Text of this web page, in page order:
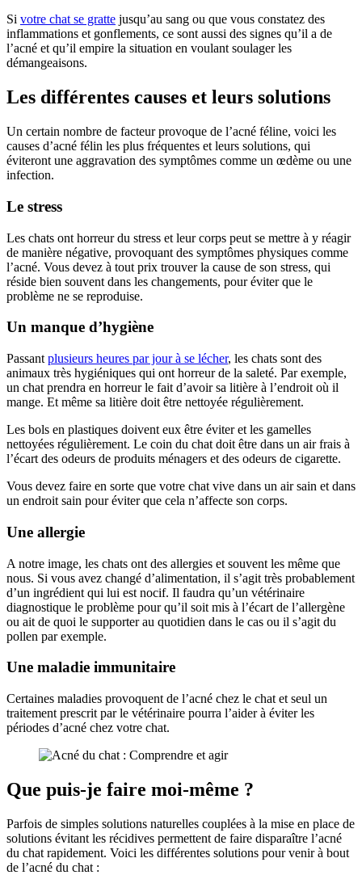
Si votre chat se gratte jusqu’au sang ou que vous constatez des
inflammations et gonflements, ce sont aussi des signes qu’il a de
l’acné et qu’il empire la situation en voulant soulager les
démangeaisons.
Les différentes causes et leurs solutions
Un certain nombre de facteur provoque de l’acné féline, voici les
causes d’acné félin les plus fréquentes et leurs solutions, qui
éviteront une aggravation des symptômes comme un œdème ou une
infection.
Le stress
Les chats ont horreur du stress et leur corps peut se mettre à y réagir
de manière négative, provoquant des symptômes physiques comme
l’acné. Vous devez à tout prix trouver la cause de son stress, qui
réside bien souvent dans les changements, pour éviter que le
problème ne se reproduise.
Un manque d’hygiène
Passant plusieurs heures par jour à se lécher, les chats sont des
animaux très hygiéniques qui ont horreur de la saleté. Par exemple,
un chat prendra en horreur le fait d’avoir sa litière à l’endroit où il
mange. Et même sa litière doit être nettoyée régulièrement.
Les bols en plastiques doivent eux être éviter et les gamelles
nettoyées régulièrement. Le coin du chat doit être dans un air frais à
l’écart des odeurs de produits ménagers et des odeurs de cigarette.
Vous devez faire en sorte que votre chat vive dans un air sain et dans
un endroit sain pour éviter que cela n’affecte son corps.
Une allergie
A notre image, les chats ont des allergies et souvent les même que
nous. Si vous avez changé d’alimentation, il s’agit très probablement
d’un ingrédient qui lui est nocif. Il faudra qu’un vétérinaire
diagnostique le problème pour qu’il soit mis à l’écart de l’allergène
ou ait de quoi le supporter au quotidien dans le cas ou il s’agit du
pollen par exemple.
Une maladie immunitaire
Certaines maladies provoquent de l’acné chez le chat et seul un
traitement prescrit par le vétérinaire pourra l’aider à éviter les
périodes d’acné chez votre chat.
Que puis-je faire moi-même ?
Parfois de simples solutions naturelles couplées à la mise en place de
solutions évitant les récidives permettent de faire disparaître l’acné
du chat rapidement. Voici les différentes solutions pour venir à bout
de l’acné du chat :